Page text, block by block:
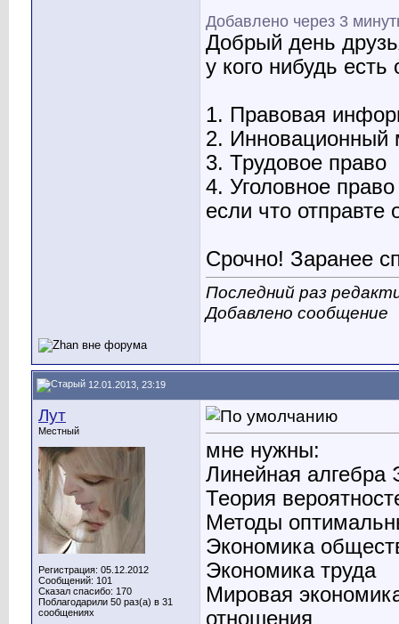
Добавлено через 3
Добрый день
у кого нибудь
1. Правовая
2. Инновационный
3. Трудовое право
4. Уголовное право
если что отправте
Срочно! Заранее
Последний раз
Добавлено сообщение
12.01.2013, 23:19
Лут
Местный
Регистрация: 05.12.2012
Сообщений: 101
Сказал спасибо: 170
Поблагодарили 50 раз(а) в 31
сообщениях
мне нужны:
Линейная алгебра
Теория
Методы
Экономика
Экономика труда
Мировая
отношения